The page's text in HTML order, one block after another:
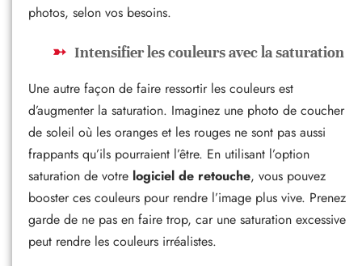
photos, selon vos besoins.
Intensifier les couleurs avec la saturation
Une autre façon de faire ressortir les couleurs est
d’augmenter la saturation. Imaginez une photo de coucher
de soleil où les oranges et les rouges ne sont pas aussi
frappants qu’ils pourraient l’être. En utilisant l’option
saturation de votre logiciel de retouche, vous pouvez
booster ces couleurs pour rendre l’image plus vive. Prenez
garde de ne pas en faire trop, car une saturation excessive
peut rendre les couleurs irréalistes.